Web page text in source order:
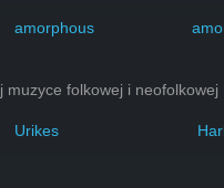
amorphous
folkowej i neofolkowej
Urikes